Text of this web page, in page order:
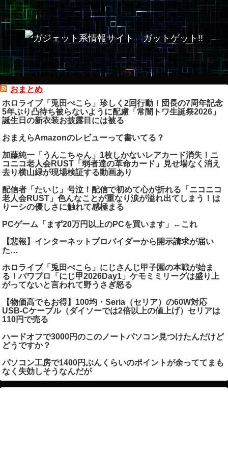
おまとめ
ホロライブ「兎田ぺこら」珍しく2回行動！団長の7周年記念
5年ぶり凸待ち被らないように配慮「常闇トワ生誕祭2026」
誕生日の新衣装お披露目には被る
おまえらAmazonのレビューって書いてる？
加藤純一「うんこちゃん」1枚しかないレアカード消失！ニ
コニコ老人会RUST「弱者達の革命カード」見せ場なく消え
去り横山緑が現場検証する動画あり
配信者「たいじ」号泣！配信で初めて心が折れる「ニコニコ
老人会RUST」色んなことが重なり涙が溢れ出てしまう！は
りーシの優しさに触れて感極まる
PCゲーム「まず20万円以上のPCを買います」←これ
【悲報】インターネットプロバイダーから開示請求が届い
た…
ホロライブ「兎田ぺこら」にじさんじ甲子園の本戦が始ま
る！パワプロ「にじ甲2026Day1」ケモミミリーグは盛り上
がってないと言われて野うさぎ怒る
【物価高でもお得】100均・Seria（セリア）の60W対応
USB-Cケーブル（ダイソーでは2倍以上の値上げ）セリアは
110円で売る
ハードオフで3000円のこのノートパソコン見つけたんだけど
どうですか？
パソコン工房で1400円ぶんくらいのポイントが余っててまも
なく失効しそうなんだが